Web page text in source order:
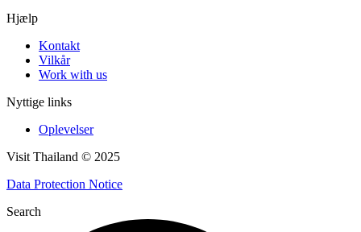
Hjælp
Kontakt
Vilkår
Work with us
Nyttige links
Oplevelser
Visit Thailand © 2025
Data Protection Notice
Search